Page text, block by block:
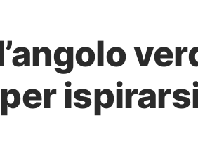
Search for: